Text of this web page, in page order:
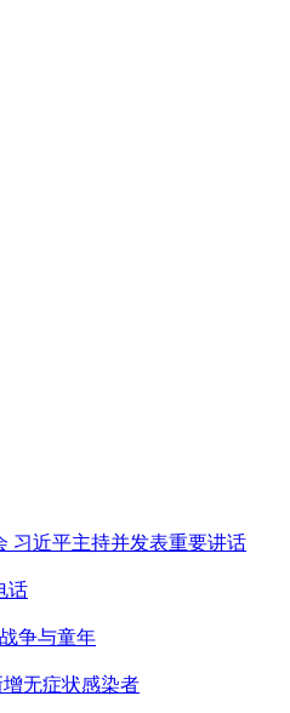
习近平主持并发表重要讲话
话
争与童年
无症状感染者